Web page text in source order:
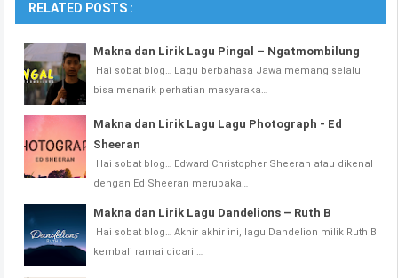
RELATED POSTS :
Makna dan Lirik Lagu Pingal – Ngatmombilung
Hai sobat blog… Lagu berbahasa Jawa memang selalu
bisa menarik perhatian masyaraka…
Makna dan Lirik Lagu Lagu Photograph - Ed
Sheeran
Hai sobat blog… Edward Christopher Sheeran atau dikenal
dengan Ed Sheeran merupaka…
Makna dan Lirik Lagu Dandelions – Ruth B
Hai sobat blog… Akhir akhir ini, lagu Dandelion milik Ruth B
kembali ramai dicari …